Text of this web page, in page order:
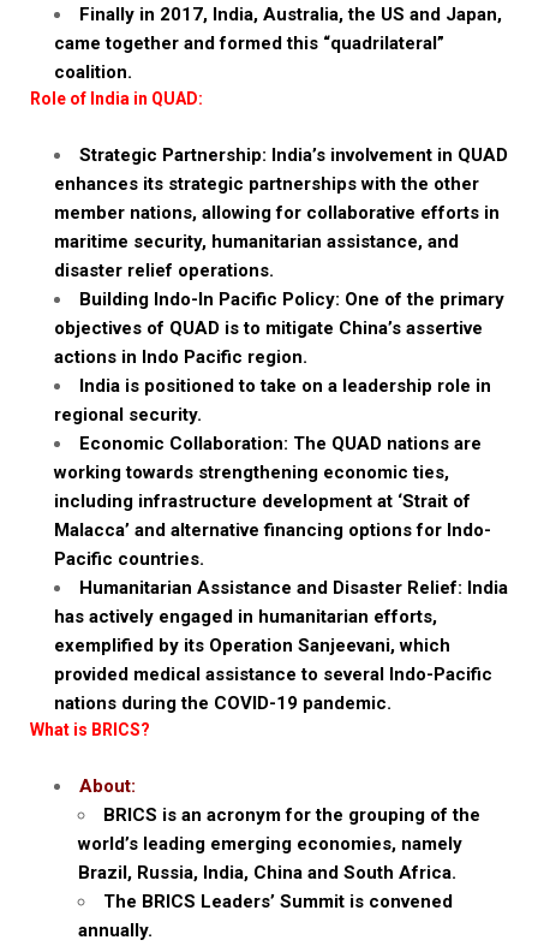
Finally in 2017, India, Australia, the US and Japan,
came together and formed this “quadrilateral”
coalition.
Role of India in QUAD:
Strategic Partnership: India’s involvement in QUAD
enhances its strategic partnerships with the other
member nations, allowing for collaborative efforts in
maritime security, humanitarian assistance, and
disaster relief operations.
Building Indo-In Pacific Policy: One of the primary
objectives of QUAD is to mitigate China’s assertive
actions in Indo Pacific region.
India is positioned to take on a leadership role in
regional security.
Economic Collaboration: The QUAD nations are
working towards strengthening economic ties,
including infrastructure development at ‘Strait of
Malacca’ and alternative financing options for Indo-
Pacific countries.
Humanitarian Assistance and Disaster Relief: India
has actively engaged in humanitarian efforts,
exemplified by its Operation Sanjeevani, which
provided medical assistance to several Indo-Pacific
nations during the COVID-19 pandemic.
What is BRICS?
About:
BRICS is an acronym for the grouping of the
world’s leading emerging economies, namely
Brazil, Russia, India, China and South Africa.
The BRICS Leaders’ Summit is convened
annually.